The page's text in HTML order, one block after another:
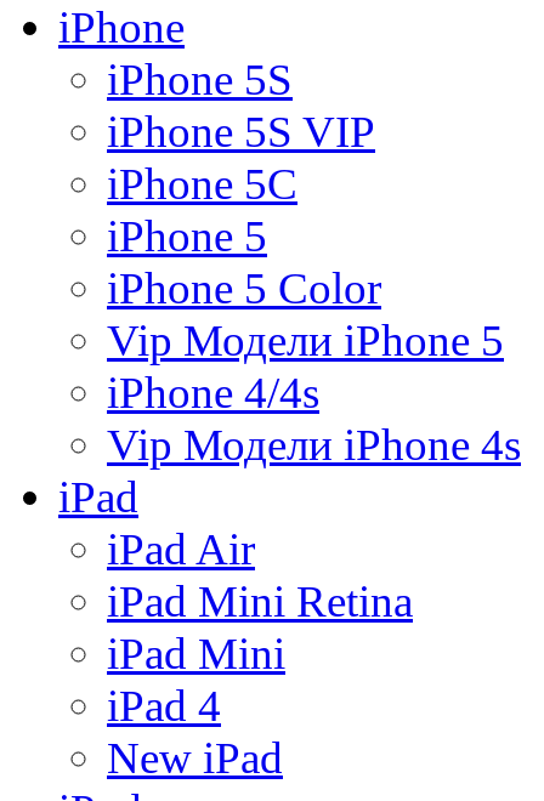
iPhone
iPhone 5S
iPhone 5S VIP
iPhone 5C
iPhone 5
iPhone 5 Color
Vip Модели iPhone 5
iPhone 4/4s
Vip Модели iPhone 4s
iPad
iPad Air
iPad Mini Retina
iPad Mini
iPad 4
New iPad